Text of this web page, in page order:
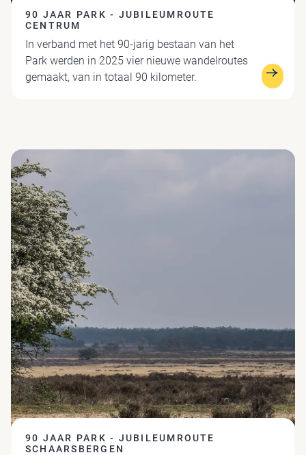
90 JAAR PARK - JUBILEUMROUTE
CENTRUM
In verband met het 90-jarig bestaan van het
Park werden in 2025 vier nieuwe wandelroutes
gemaakt, van in totaal 90 kilometer.
90 JAAR PARK - JUBILEUMROUTE
SCHAARSBERGEN